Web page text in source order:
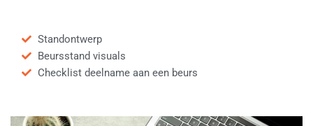
Standontwerp
Beursstand visuals
Checklist deelname aan een beurs